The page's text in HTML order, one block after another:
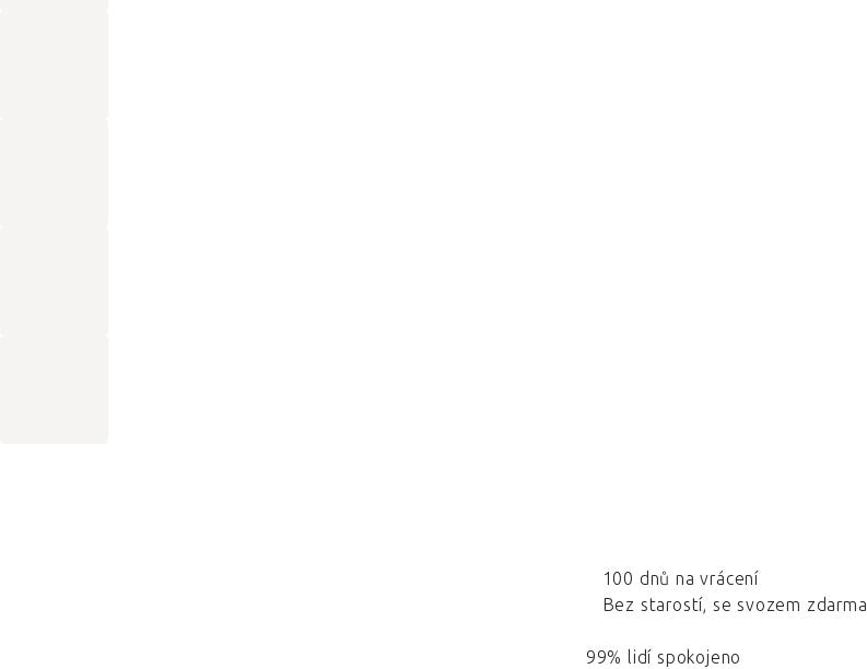
100 dnů na vrácení
Bez starostí, se svozem zdarma
99% lidí spokojeno